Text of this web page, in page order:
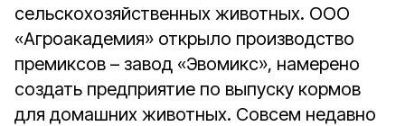
сельскохозяйственных животных. ООО
«Агроакадемия» открыло производство
премиксов – завод «Эвомикс», намерено
создать предприятие по выпуску кормов
для домашних животных. Совсем недавно